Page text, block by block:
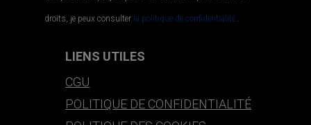
droits, je peux consulter la politique de confidentialité..
LIENS UTILES
CGU
POLITIQUE DE CONFIDENTIALITÉ